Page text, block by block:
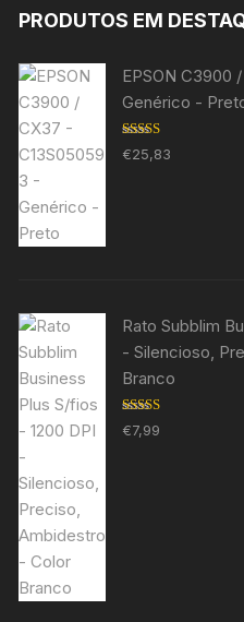
PRODUTOS EM
EPSON C3900
Genérico -
Avaliação
5.00de 5
€25,83
Rato Subblim
- Silencioso,
Branco
Avaliação
5.00de 5
€7,99